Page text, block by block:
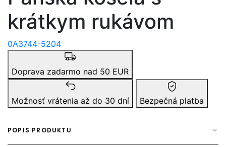
krátkym rukávom
0A3744-5204
Doprava zadarmo nad 50 EUR
Možnosť vrátenia až do 30 dní Bezpečná platba
POPIS PRODUKTU